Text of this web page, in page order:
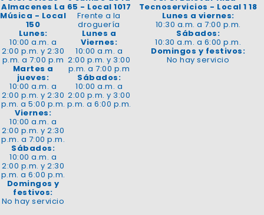
Almacenes La
Música - Local
150
Lunes:
10:00 a.m. a
2:00 p.m. y 2:30
p.m. a 7:00 p.m
Martes a
jueves:
10:00 a.m. a
2:00 p.m. y 2:30
p.m. a 5:00 p.m.
Viernes:
10:00 a.m. a
2:00 p.m. y 2:30
p.m. a 7:00 p.m.
Sábados:
10:00 a.m. a
2:00 p.m. y 2:30
p.m. a 6:00 p.m.
Domingos y
festivos:
No hay servicio
65 - Local 1017
Frente a la
droguería
Lunes a
Viernes:
10:00 a.m. a
2:00 p.m. y 3:00
p.m. a 7:00 p.m
Sábados:
10:00 a.m. a
2:00 p.m. y 3:00
p.m. a 6:00 p.m.
Tecnoservicios - Local 1 18
Lunes a viernes:
10:30 a.m. a 7:00 p.m.
Sábados:
10:30 a.m. a 6:00 p.m.
Domingos y festivos:
No hay servicio